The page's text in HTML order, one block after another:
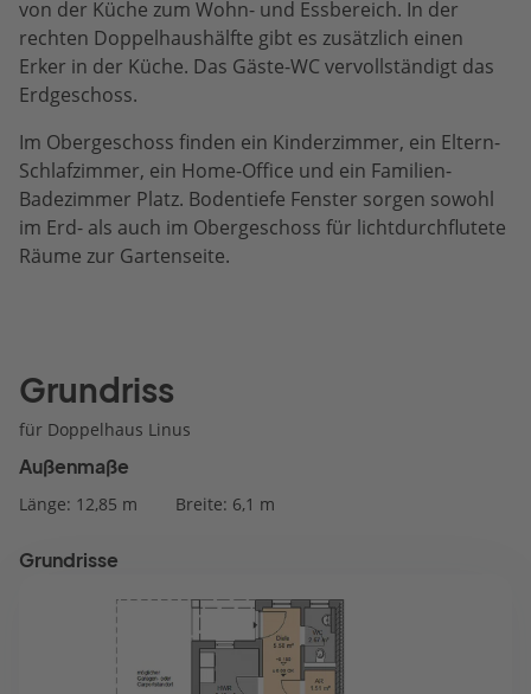
von der Küche zum Wohn- und Essbereich. In der
rechten Doppelhaushälfte gibt es zusätzlich einen
Erker in der Küche. Das Gäste-WC vervollständigt das
Erdgeschoss.
Im Obergeschoss finden ein Kinderzimmer, ein Eltern-
Schlafzimmer, ein Home-Office und ein Familien-
Badezimmer Platz. Bodentiefe Fenster sorgen sowohl
im Erd- als auch im Obergeschoss für lichtdurchflutete
Räume zur Gartenseite.
Grundriss
für Doppelhaus Linus
Außenmaße
Länge: 12,85 m Breite: 6,1 m
Grundrisse